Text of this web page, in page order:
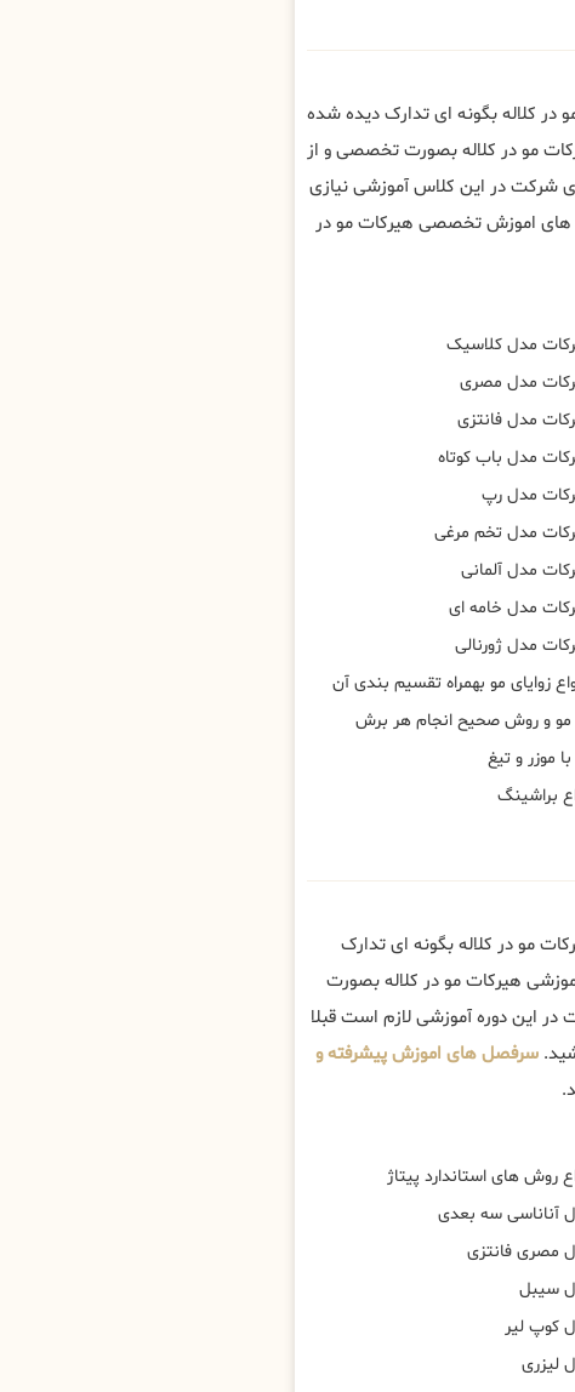
کلاله بگونه ای تدارک دیده شده
مو در کلاله بصورت تخصصی و از
شرکت در این کلاس آموزشی نیازی
های اموزش تخصصی هیرکات مو در
مدل کلاسیک
مدل مصری
مدل فانتزی
مدل باب کوتاه
مدل رپ
مدل تخم مرغی
مدل آلمانی
مدل خامه ای
مدل ژورنالی
زوایای مو بهمراه تقسیم بندی آن
مو و روش صحیح انجام هر برش
موزر و تیغ
براشینگ
مو در کلاله بگونه ای تدارک
هیرکات مو در کلاله بصورت
این دوره آموزشی لازم است قبلا
سرفصل های اموزش پیشرفته و
روش های استاندارد پیتاژ
آناناسی سه بعدی
مصری فانتزی
سیبل
کوپ لیر
لیزری